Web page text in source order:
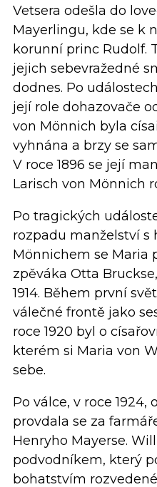
Vetsera odešla do
Mayerlingu, kde se k
korunní princ Rudolf.
jejich sebevražedné
dodnes. Po
její role dohazovače
von Mönnich byla
vyhnána a brzy se
V roce 1896 se její
Larisch von Mönnich
Po tragických
rozpadu manželství s
Mönnichem se Maria
zpěváka Otta
1914. Během první
válečné frontě jako
roce 1920 byl o
kterém si Maria von
sebe.
Po válce, v roce 1924,
provdala se za
Henryho Mayerse.
podvodníkem, který
bohatstvím